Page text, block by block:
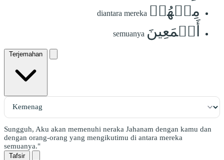
مِنۡهُمۡ diantara mereka
أَجۡمَعِينَ semuanya
Terjemahan
Sungguh, Aku akan memenuhi neraka Jahanam dengan kamu dan
dengan orang-orang yang mengikutimu di antara mereka
semuanya."
Tafsir